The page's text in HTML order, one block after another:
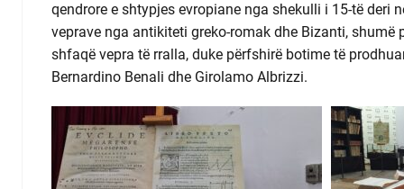
qendrore e shtypjes evropiane nga shekulli i 15-të deri
veprave nga antikiteti greko-romak dhe Bizanti,
shfaqë vepra të rralla, duke përfshirë botime të
Bernardino Benali dhe Girolamo Albrizzi.